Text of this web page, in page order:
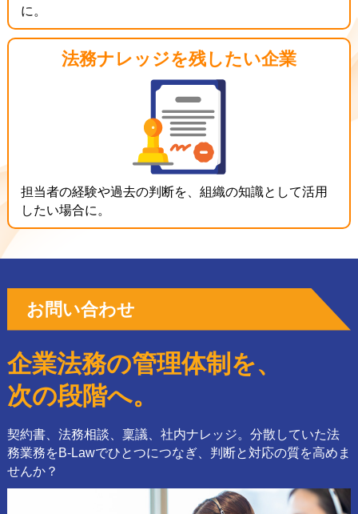
に。
法務ナレッジを残したい企業
担当者の経験や過去の判断を、組織の知識として活用
したい場合に。
お問い合わせ
企業法務の管理体制を、
次の段階へ。
契約書、法務相談、稟議、社内ナレッジ。分散していた法
務業務をB-Lawでひとつにつなぎ、判断と対応の質を高めま
せんか？